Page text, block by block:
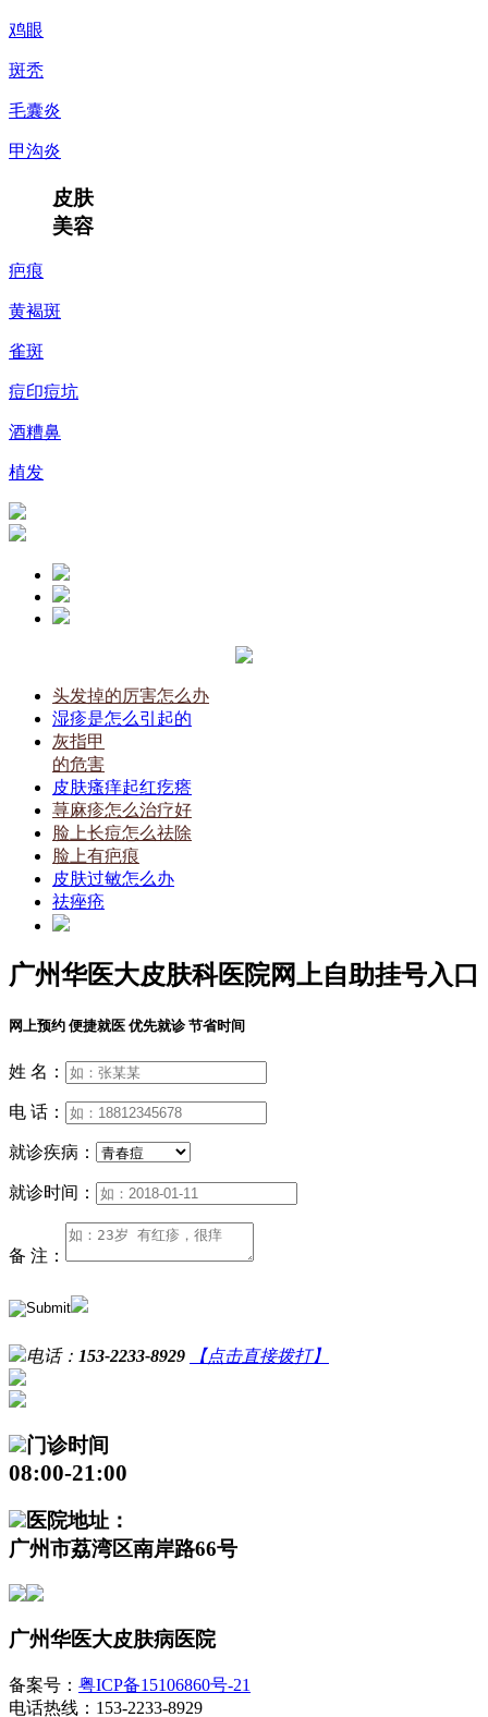
鸡眼
斑秃
毛囊炎
甲沟炎
皮肤
美容
疤痕
黄褐斑
雀斑
痘印痘坑
酒糟鼻
植发
头发掉的厉害怎么办
湿疹是怎么引起的
灰指甲
的危害
皮肤瘙痒起红疙瘩
荨麻疹怎么治疗好
脸上长痘怎么祛除
脸上有疤痕
皮肤过敏怎么办
祛痤疮
广州华医大皮肤科医院网上自助挂号入口
网上预约 便捷就医 优先就诊 节省时间
姓 名：
电 话：
就诊疾病：
就诊时间：
备 注：
电话： 153-2233-8929 【点击直接拨打】
门诊时间
08:00-21:00
医院地址：
广州市荔湾区南岸路66号
广州华医大皮肤病医院
备案号： 粤ICP备15106860号-21
电话热线：153-2233-8929